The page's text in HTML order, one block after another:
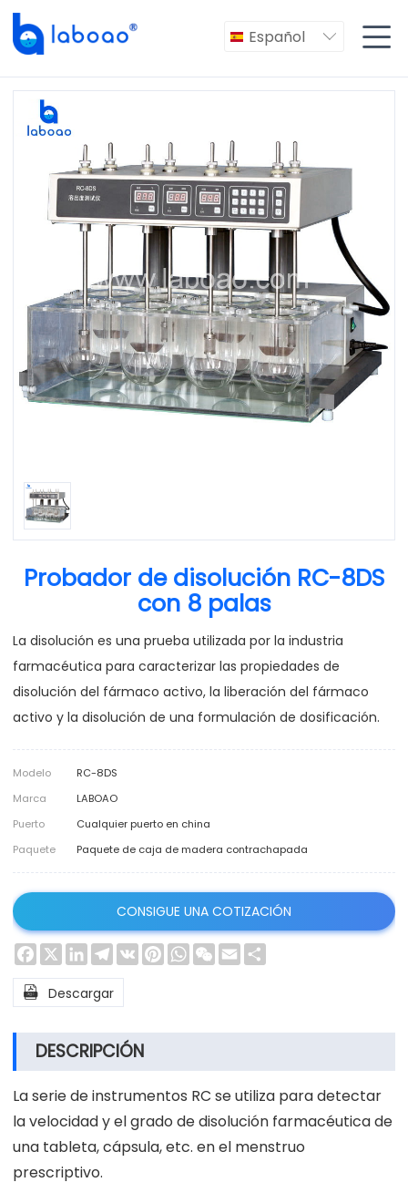
Español  
Probador de disolución RC-8DS
con 8 palas
La disolución es una prueba utilizada por la industria
farmacéutica para caracterizar las propiedades de
disolución del fármaco activo, la liberación del fármaco
activo y la disolución de una formulación de dosificación.
Modelo
RC-8DS
Marca
LABOAO
Puerto
Cualquier puerto en china
Paquete
Paquete de caja de madera contrachapada
CONSIGUE UNA COTIZACIÓN
Facebook
X LinkedInTelegram
VK PinterestWhatsApp
WeChat
Email
 Descargar
DESCRIPCIÓN
La serie de instrumentos RC se utiliza para detectar
la velocidad y el grado de disolución farmacéutica de
una tableta, cápsula, etc. en el menstruo
prescriptivo.